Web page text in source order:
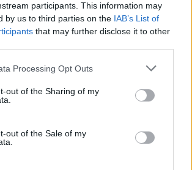
participants. This information may
by us to third parties on the IAB’s List of
that may further disclose it to other
this website/app uses one or more Google
visit or usage behaviour. You may click to
to Google and its third-party tags to
below specified purposes in below Google
Processing Opt Outs
out of the Sharing of my
out of the Sale of my
le violazioni urbanistiche e
Porto San Paolo